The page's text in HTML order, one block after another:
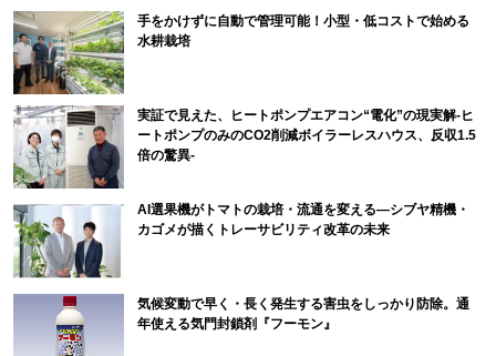
手をかけずに自動で管理可能！小型・低コストで始める
水耕栽培
実証で見えた、ヒートポンプエアコン“電化”の現実解-ヒ
ートポンプのみのCO2削減ボイラーレスハウス、反収1.5
倍の驚異-
AI選果機がトマトの栽培・流通を変える―シブヤ精機・
カゴメが描くトレーサビリティ改革の未来
気候変動で早く・長く発生する害虫をしっかり防除。通
年使える気門封鎖剤『フーモン』